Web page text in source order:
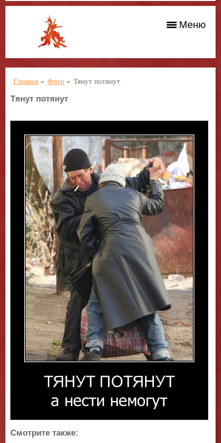
Меню
Главная » Фото » Тянут потянут
Тянут потянут
Смотрите также: